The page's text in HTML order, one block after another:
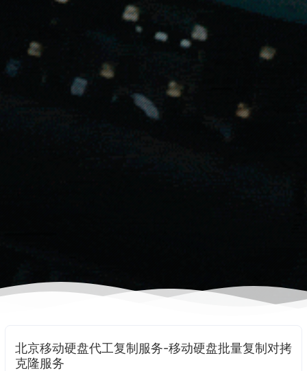
北京移动硬盘代工复制服务-移动硬盘批量复制对拷
克隆服务